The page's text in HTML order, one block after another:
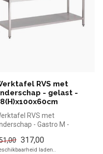
RVS met
- gelast -
RVS met
- Gastro M -
en sne...
317,00
laden..